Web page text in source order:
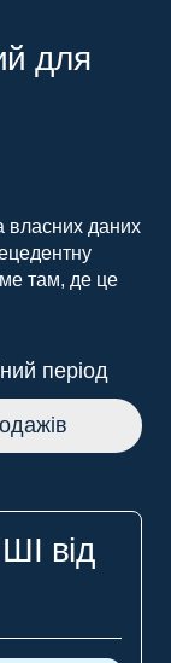
для
власних даних
там, де це
період
від